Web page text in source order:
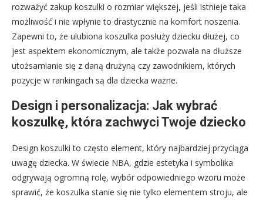
rozważyć zakup koszulki o rozmiar większej, jeśli istnieje taka
możliwość i nie wpłynie to drastycznie na komfort noszenia.
Zapewni to, że ulubiona koszulka posłuży dziecku dłużej, co
jest aspektem ekonomicznym, ale także pozwala na dłuższe
utożsamianie się z daną drużyną czy zawodnikiem, których
pozycje w rankingach są dla dziecka ważne.
Design i personalizacja: Jak wybrać
koszulkę, która zachwyci Twoje dziecko
Design koszulki to często element, który najbardziej przyciąga
uwagę dziecka. W świecie NBA, gdzie estetyka i symbolika
odgrywają ogromną rolę, wybór odpowiedniego wzoru może
sprawić, że koszulka stanie się nie tylko elementem stroju, ale